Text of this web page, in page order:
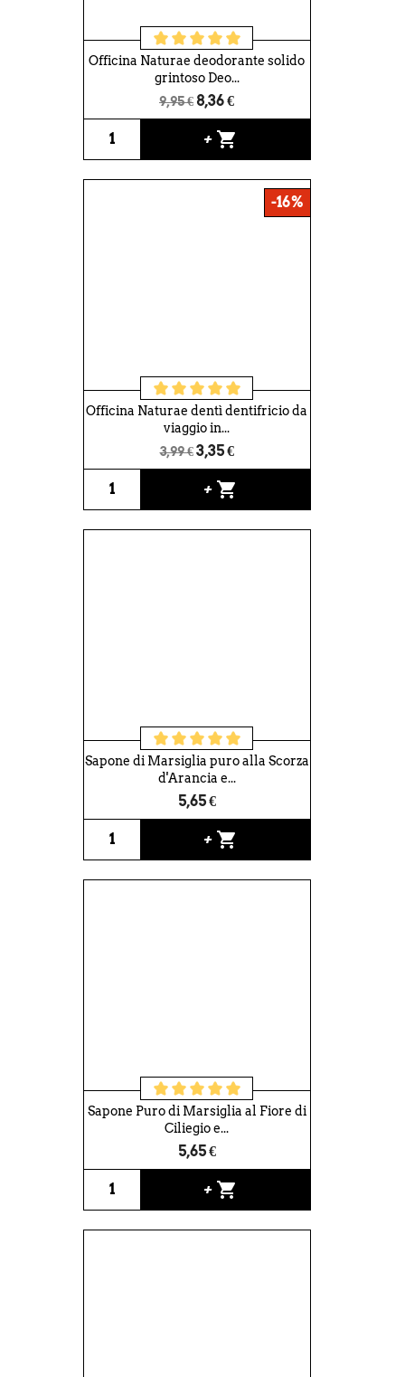
Officina Naturae deodorante solido
grintoso Deo...
9,95 € 8,36 €
+ shopping_cart
Officina Naturae dentì dentifricio da
viaggio in...
3,99 € 3,35 €
+ shopping_cart
-16%
Sapone di Marsiglia puro alla Scorza
d'Arancia e...
5,65 €
+ shopping_cart
Sapone Puro di Marsiglia al Fiore di
Ciliegio e...
5,65 €
+ shopping_cart